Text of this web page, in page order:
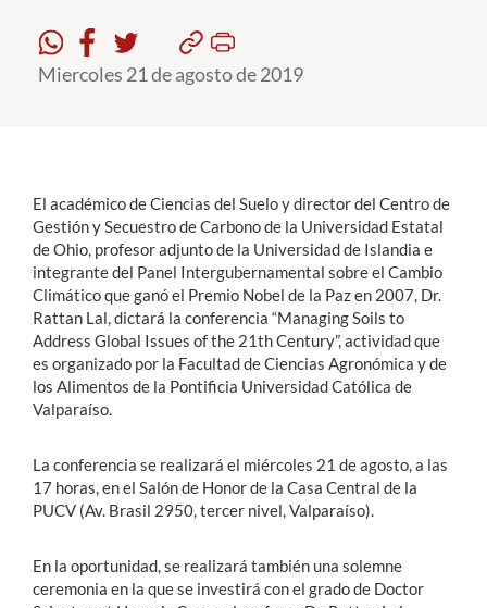
Académicos
English
Miercoles 21 de agosto de 2019
El académico de Ciencias del Suelo y director del Centro de
Gestión y Secuestro de Carbono de la Universidad Estatal
de Ohio, profesor adjunto de la Universidad de Islandia e
integrante del Panel Intergubernamental sobre el Cambio
Climático que ganó el Premio Nobel de la Paz en 2007, Dr.
Rattan Lal, dictará la conferencia “Managing Soils to
Address Global Issues of the 21th Century”, actividad que
es organizado por la Facultad de Ciencias Agronómica y de
los Alimentos de la Pontificia Universidad Católica de
Valparaíso.
La conferencia se realizará el miércoles 21 de agosto, a las
17 horas, en el Salón de Honor de la Casa Central de la
PUCV (Av. Brasil 2950, tercer nivel, Valparaíso).
En la oportunidad, se realizará también una solemne
ceremonia en la que se investirá con el grado de Doctor